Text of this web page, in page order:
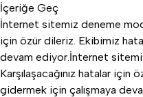
İçeriğe Geç
İnternet sitemiz deneme
için özür dileriz. Ekibimiz
devam ediyor.İnternet
Karşılaşacağınız hatalar için
gidermek için çalışmaya